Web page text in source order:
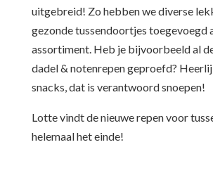
uitgebreid! Zo hebben we diverse
gezonde tussendoortjes toegevoegd
assortiment. Heb je bijvoorbeeld al
dadel & notenrepen geproefd?
snacks, dat is verantwoord snoepen!
Lotte vindt de nieuwe repen voor
helemaal het einde!